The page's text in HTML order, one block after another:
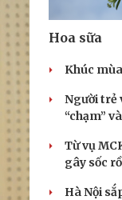
Hoa sữa
Khúc
Người trẻ
“chạm”
Từ vụ
gây sốc
Hà Nội